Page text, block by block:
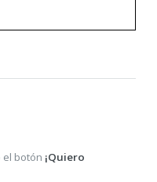
botón ¡Quiero